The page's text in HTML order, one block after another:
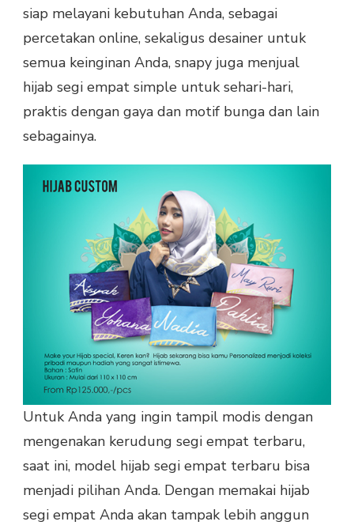
siap melayani kebutuhan Anda, sebagai
percetakan online, sekaligus desainer untuk
semua keinginan Anda, snapy juga menjual
hijab segi empat simple untuk sehari-hari,
praktis dengan gaya dan motif bunga dan lain
sebagainya.
Untuk Anda yang ingin tampil modis dengan
mengenakan kerudung segi empat terbaru,
saat ini, model hijab segi empat terbaru bisa
menjadi pilihan Anda. Dengan memakai hijab
segi empat Anda akan tampak lebih anggun